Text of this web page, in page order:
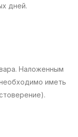
дней.
Наложенным
иметь